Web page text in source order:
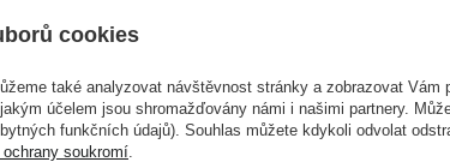
na očištěnou
najdete v
Ginsenoside
Herbal Rx
Bylinné
cookies
také analyzovat návštěvnost stránky a zobrazovat Vám
účelem jsou shromažďovány námi i našimi partnery.
funkčních údajů). Souhlas můžete kdykoli odvolat
soukromí